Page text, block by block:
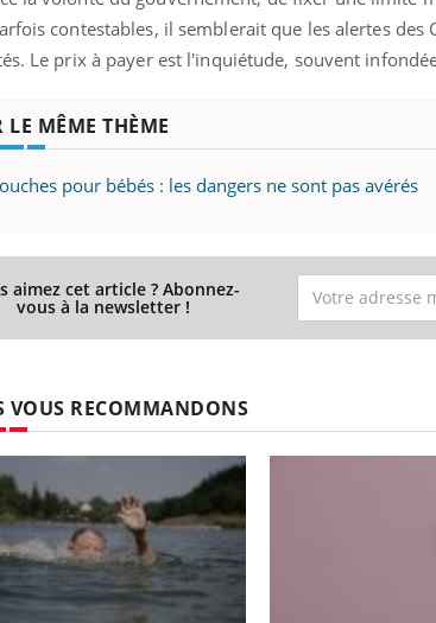
contestables, il semblerait que les alertes des
Le prix à payer est l'inquiétude, souvent
LE MÊME THÈME
pour bébés : les dangers ne sont pas avérés
aimez cet article ? Abonnez-
vous à la newsletter !
VOUS RECOMMANDONS